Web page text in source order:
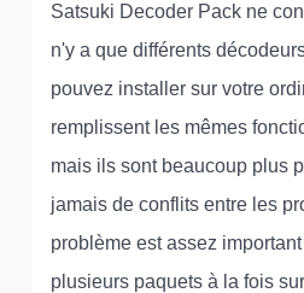
Satsuki Decoder Pack ne
n'y a que différents
pouvez installer sur votre
remplissent les mêmes
mais ils sont beaucoup plus
jamais de conflits entre les
problème est assez
plusieurs paquets à la fois